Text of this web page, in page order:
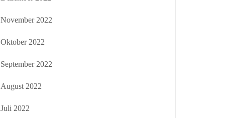
November 2022
Oktober 2022
September 2022
August 2022
Juli 2022